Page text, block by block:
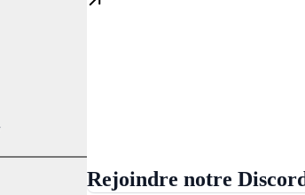
Rejoindre notre